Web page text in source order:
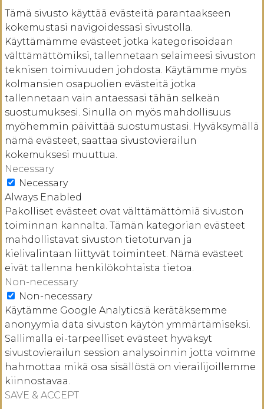
Tämä sivusto käyttää evästeitä parantaakseen
kokemustasi navigoidessasi sivustolla.
Käyttämämme evästeet jotka kategorisoidaan
välttämättömiksi, tallennetaan selaimeesi sivuston
teknisen toimivuuden johdosta. Käytämme myös
kolmansien osapuolien evästeitä jotka
tallennetaan vain antaessasi tähän selkeän
suostumuksesi. Sinulla on myös mahdollisuus
myöhemmin päivittää suostumustasi. Hyväksymällä
nämä evästeet, saattaa sivustovierailun
kokemuksesi muuttua.
Necessary
Necessary
Always Enabled
Pakolliset evästeet ovat välttämättömiä sivuston
toiminnan kannalta. Tämän kategorian evästeet
mahdollistavat sivuston tietoturvan ja
kielivalintaan liittyvät toiminteet. Nämä evästeet
eivät tallenna henkilökohtaista tietoa.
Non-necessary
Non-necessary
Käytämme Google Analytics:ä kerätäksemme
anonyymia data sivuston käytön ymmärtämiseksi.
Sallimalla ei-tarpeelliset evästeet hyväksyt
sivustovierailun session analysoinnin jotta voimme
hahmottaa mikä osa sisällöstä on vierailijoillemme
kiinnostavaa.
SAVE & ACCEPT